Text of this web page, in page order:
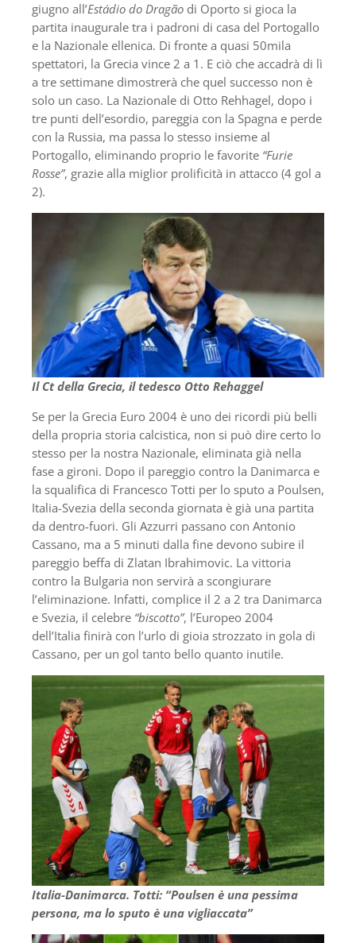
giugno all’Estádio do Dragão di Oporto si gioca la
partita inaugurale tra i padroni di casa del Portogallo
e la Nazionale ellenica. Di fronte a quasi 50mila
spettatori, la Grecia vince 2 a 1. E ciò che accadrà di lì
a tre settimane dimostrerà che quel successo non è
solo un caso. La Nazionale di Otto Rehhagel, dopo i
tre punti dell’esordio, pareggia con la Spagna e perde
con la Russia, ma passa lo stesso insieme al
Portogallo, eliminando proprio le favorite “Furie
Rosse”, grazie alla miglior prolificità in attacco (4 gol a
2).
Il Ct della Grecia, il tedesco Otto Rehaggel
Se per la Grecia Euro 2004 è uno dei ricordi più belli
della propria storia calcistica, non si può dire certo lo
stesso per la nostra Nazionale, eliminata già nella
fase a gironi. Dopo il pareggio contro la Danimarca e
la squalifica di Francesco Totti per lo sputo a Poulsen,
Italia-Svezia della seconda giornata è già una partita
da dentro-fuori. Gli Azzurri passano con Antonio
Cassano, ma a 5 minuti dalla fine devono subire il
pareggio beffa di Zlatan Ibrahimovic. La vittoria
contro la Bulgaria non servirà a scongiurare
l’eliminazione. Infatti, complice il 2 a 2 tra Danimarca
e Svezia, il celebre “biscotto”, l’Europeo 2004
dell’Italia finirà con l’urlo di gioia strozzato in gola di
Cassano, per un gol tanto bello quanto inutile.
Italia-Danimarca. Totti: “Poulsen è una pessima
persona, ma lo sputo è una vigliaccata”